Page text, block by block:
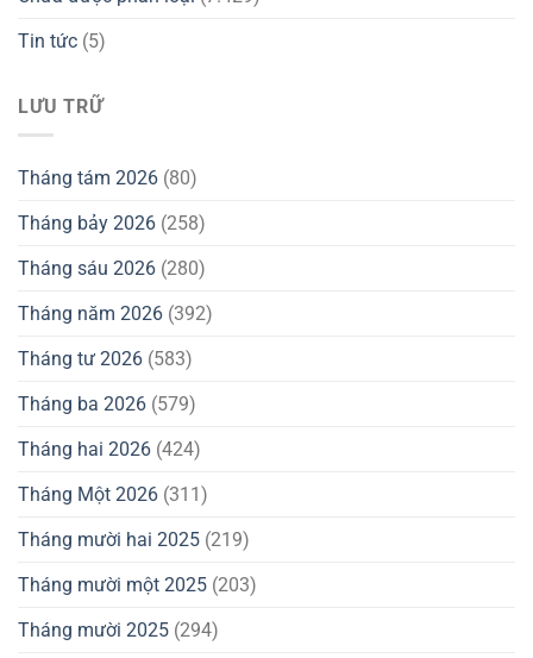
Tin tức (5)
LƯU TRỮ
Tháng tám 2026 (80)
Tháng bảy 2026 (258)
Tháng sáu 2026 (280)
Tháng năm 2026 (392)
Tháng tư 2026 (583)
Tháng ba 2026 (579)
Tháng hai 2026 (424)
Tháng Một 2026 (311)
Tháng mười hai 2025 (219)
Tháng mười một 2025 (203)
Tháng mười 2025 (294)